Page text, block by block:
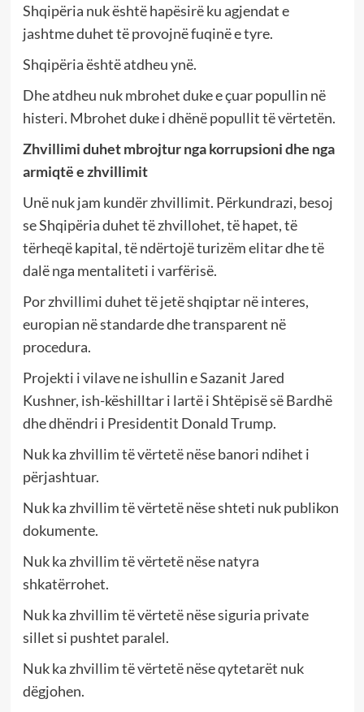
Shqipëria nuk është hapësirë ku agjendat e
jashtme duhet të provojnë fuqinë e tyre.
Shqipëria është atdheu ynë.
Dhe atdheu nuk mbrohet duke e çuar popullin në
histeri. Mbrohet duke i dhënë popullit të vërtetën.
Zhvillimi duhet mbrojtur nga korrupsioni dhe nga
armiqtë e zhvillimit
Unë nuk jam kundër zhvillimit. Përkundrazi, besoj
se Shqipëria duhet të zhvillohet, të hapet, të
tërheqë kapital, të ndërtojë turizëm elitar dhe të
dalë nga mentaliteti i varfërisë.
Por zhvillimi duhet të jetë shqiptar në interes,
europian në standarde dhe transparent në
procedura.
Projekti i vilave ne ishullin e Sazanit Jared
Kushner, ish-këshilltar i lartë i Shtëpisë së Bardhë
dhe dhëndri i Presidentit Donald Trump.
Nuk ka zhvillim të vërtetë nëse banori ndihet i
përjashtuar.
Nuk ka zhvillim të vërtetë nëse shteti nuk publikon
dokumente.
Nuk ka zhvillim të vërtetë nëse natyra
shkatërrohet.
Nuk ka zhvillim të vërtetë nëse siguria private
sillet si pushtet paralel.
Nuk ka zhvillim të vërtetë nëse qytetarët nuk
dëgjohen.